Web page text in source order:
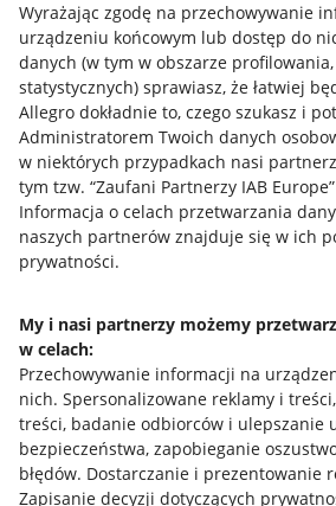
Wyrażając zgodę na przechowywanie
urządzeniu końcowym lub dostęp do
danych (w tym w obszarze
statystycznych) sprawiasz, że łatwiej
Allegro dokładnie to, czego szukasz i
Administratorem Twoich danych
w niektórych przypadkach nasi
tym tzw. “Zaufani Partnerzy IAB
Informacja o celach przetwarzania
naszych partnerów znajduje się w ich
prywatności.
My i nasi partnerzy możemy
w celach:
Przechowywanie informacji na
nich. Spersonalizowane reklamy i
treści, badanie odbiorców i ulepszanie
bezpieczeństwa, zapobieganie
błędów. Dostarczanie i prezentowanie
Zapisanie decyzji dotyczących
Przydatne informacje
Jak to działa
Allegro Gadane dla sprzedających
Allegro Gadane dla kupujących
Mapa miejscowości
Informacje prawne